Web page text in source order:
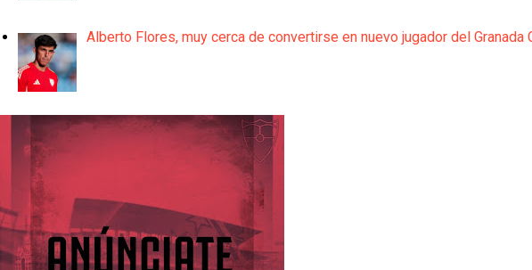
Alberto Flores, muy cerca de convertirse en nuevo jugador del Granada